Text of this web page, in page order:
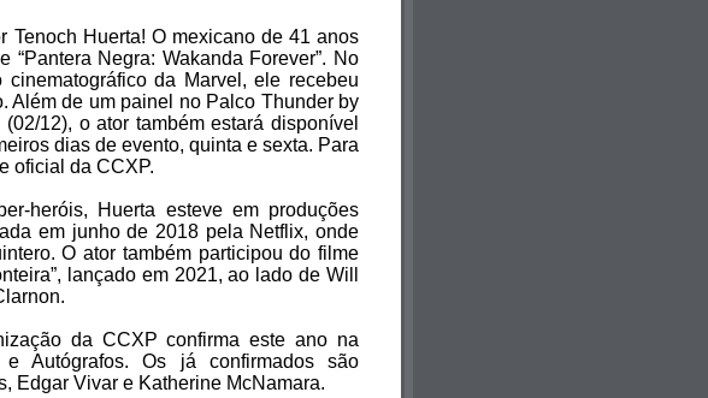
Tenoch Huerta! O mexicano de 41 anos
“Pantera Negra: Wakanda Forever”. No
da Marvel, ele recebeu
Além de um painel no Palco Thunder by
12), o ator também estará disponível
dias de evento, quinta e sexta. Para
oficial da CCXP.
heróis, Huerta esteve em produções
em junho de 2018 pela Netflix, onde
O ator também participou do filme
lançado em 2021, ao lado de Will
da CCXP confirma este ano na
Autógrafos. Os já confirmados são
Edgar Vivar e Katherine McNamara.